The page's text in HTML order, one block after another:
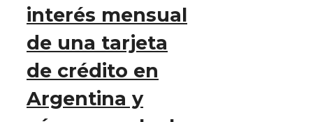
interés mensual
de una tarjeta
de crédito en
Argentina y